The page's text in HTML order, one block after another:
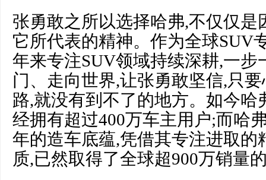
张勇敢之所以选择哈弗,不仅仅是
它所代表的精神。作为全球SUV
年来专注SUV领域持续深耕,一步
门、走向世界,让张勇敢坚信,只
路,就没有到不了的地方。如今哈
经拥有超过400万车主用户;而哈
年的造车底蕴,凭借其专注进取的
质,已然取得了全球超900万销量